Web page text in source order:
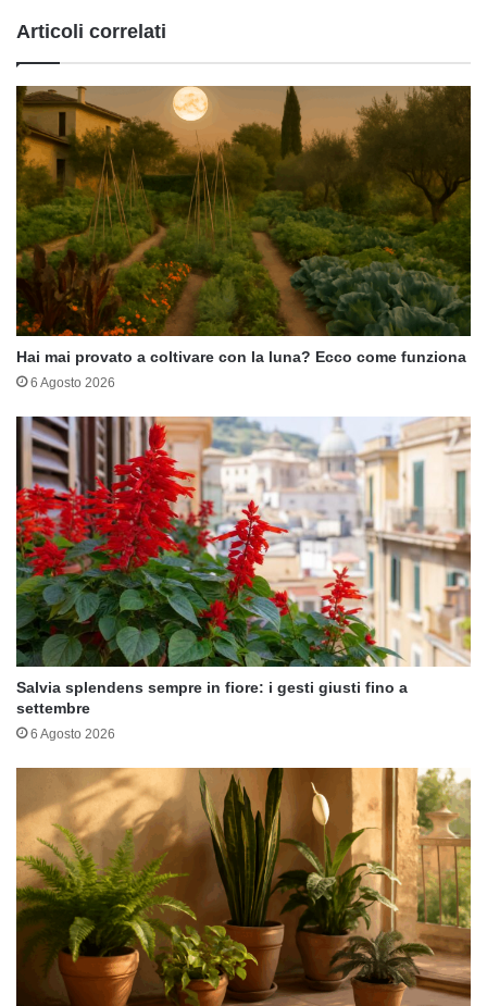
Articoli correlati
Hai mai provato a coltivare con la luna? Ecco come funziona
6 Agosto 2026
Salvia splendens sempre in fiore: i gesti giusti fino a
settembre
6 Agosto 2026